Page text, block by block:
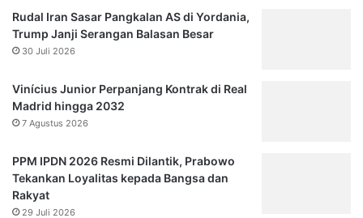
Rudal Iran Sasar Pangkalan AS di Yordania,
Trump Janji Serangan Balasan Besar
30 Juli 2026
Vinícius Junior Perpanjang Kontrak di Real
Madrid hingga 2032
7 Agustus 2026
PPM IPDN 2026 Resmi Dilantik, Prabowo
Tekankan Loyalitas kepada Bangsa dan
Rakyat
29 Juli 2026